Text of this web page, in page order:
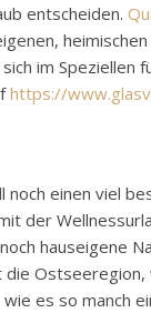
entscheiden.
im Speziellen
https://
einen viel
der
hauseigene
es so manch